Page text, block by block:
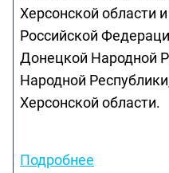
Херсонской области
Российской
Донецкой Народной
Народной
Херсонской области.
Подробнее